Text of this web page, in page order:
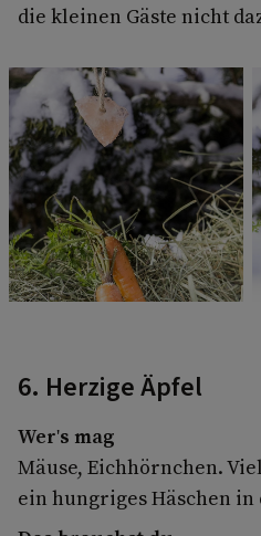
die kleinen Gäste nicht
6. Herzige Äpfel
Wer's mag
Mäuse, Eichhörnchen.
ein hungriges Häschen in